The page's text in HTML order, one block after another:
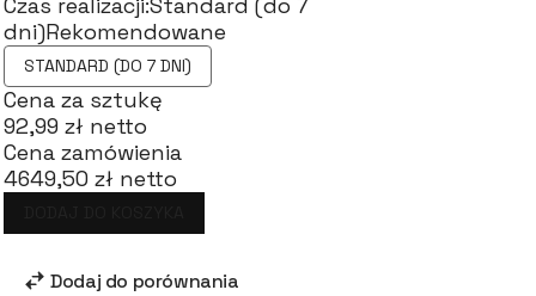
Czas realizacji:Standard (do 7
dni)Rekomendowane
STANDARD (DO 7 DNI)
Cena za sztukę
92,99 zł netto
Cena zamówienia
4649,50 zł netto
Dodaj do porównania